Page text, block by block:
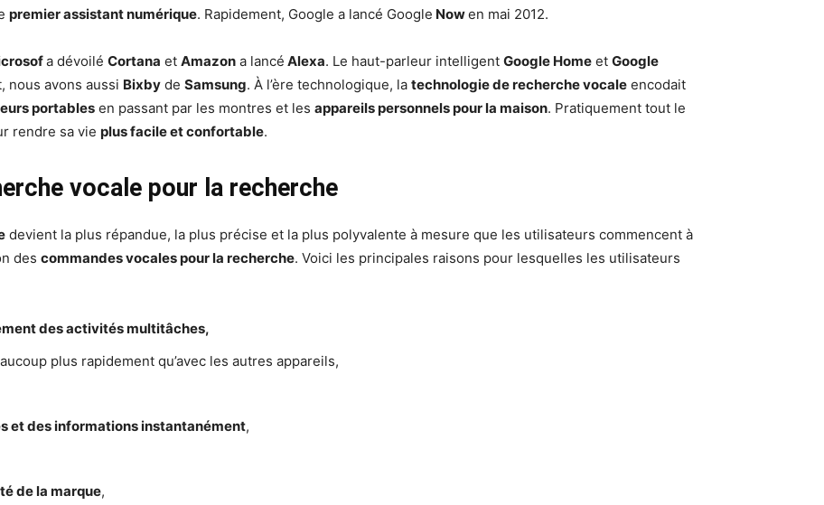
premier assistant numérique. Rapidement, Google a lancé Google Nowen mai 2012.
a dévoilé Cortana et Amazon a lancé Alexa. Le haut-parleur intelligent Google Home et Google
nous avons aussi Bixby de Samsung. À l’ère technologique, la technologie de recherche vocale encodait
portables en passant par les montres et les appareils personnels pour la maison. Pratiquement tout le
rendre sa vie plus facile et confortable.
vocale pour la recherche
devient la plus répandue, la plus précise et la plus polyvalente à mesure que les utilisateurs commencent à
des commandes vocales pour la recherche. Voici les principales raisons pour lesquelles les utilisateurs
des activités multitâches,
plus rapidement qu’avec les autres appareils,
et des informations instantanément,
de la marque,